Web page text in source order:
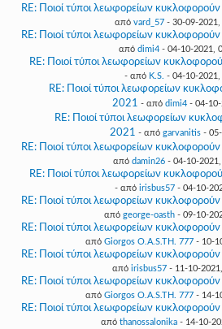
RE: Ποιοί τύποι λεωφορείων
από vard_57- 30-09-2021,
RE: Ποιοί τύποι λεωφορείων
από dimi4 - 04-10-2021,
RE: Ποιοί τύποι λεωφορείων
- από K.S. - 04-10-2021,
RE: Ποιοί τύποι λεωφορείων
2021 - από dimi4 - 04-
RE: Ποιοί τύποι λεωφορείων
2021 - από garvanitis- 05-
RE: Ποιοί τύποι λεωφορείων
από damin26 - 04-10-
RE: Ποιοί τύποι λεωφορείων
- από irisbus57- 04-10-
RE: Ποιοί τύποι λεωφορείων
από george-oasth- 09-10-
RE: Ποιοί τύποι λεωφορείων
από Giorgos O.A.S.TH. 777- 10-
RE: Ποιοί τύποι λεωφορείων
από irisbus57- 11-10-
RE: Ποιοί τύποι λεωφορείων
από Giorgos O.A.S.TH. 777- 14-
RE: Ποιοί τύποι λεωφορείων
από thanossalonika - 14-10-